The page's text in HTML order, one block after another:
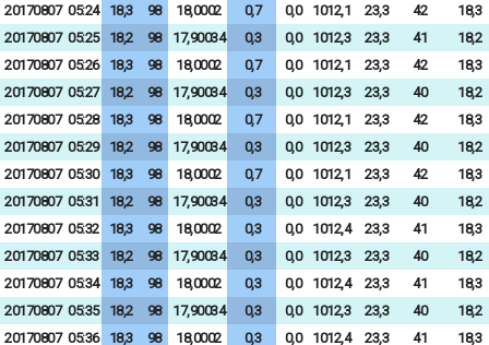
20170807 05:24 18,3 98 18,0002 0,7 0,0 1012,1 23,3 42
18,3
20170807 05:25 18,2 98 17,90034 0,3 0,0 1012,3 23,3 41
18,2
20170807 05:26 18,3 98 18,0002 0,7 0,0 1012,1 23,3 42
18,3
20170807 05:27 18,2 98 17,90034 0,3 0,0 1012,3 23,3 40
18,2
20170807 05:28 18,3 98 18,0002 0,7 0,0 1012,1 23,3 42
18,3
20170807 05:29 18,2 98 17,90034 0,3 0,0 1012,3 23,3 40
18,2
20170807 05:30 18,3 98 18,0002 0,7 0,0 1012,1 23,3 42
18,3
20170807 05:31 18,2 98 17,90034 0,3 0,0 1012,3 23,3 40
18,2
20170807 05:32 18,3 98 18,0002 0,3 0,0 1012,4 23,3 41
18,3
20170807 05:33 18,2 98 17,90034 0,3 0,0 1012,3 23,3 40
18,2
20170807 05:34 18,3 98 18,0002 0,3 0,0 1012,4 23,3 41
18,3
20170807 05:35 18,2 98 17,90034 0,3 0,0 1012,3 23,3 40
18,2
20170807 05:36 18,3 98 18,0002 0,3 0,0 1012,4 23,3 41
18,3